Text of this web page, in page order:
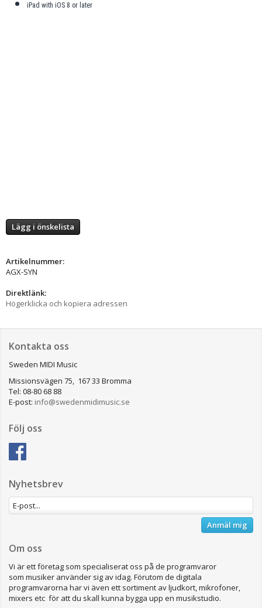
iPad with iOS 8 or later
Lägg i önskelista
Artikelnummer:
AGX-SYN
Direktlänk:
Högerklicka och kopiera adressen
Kontakta oss
Sweden MIDI Music
Missionsvägen 75, 167 33 Bromma
Tel: 08-80 68 88
E-post: info@swedenmidimusic.se
Följ oss
Nyhetsbrev
Anmäl mig
Om oss
Vi är ett företag som specialiserat oss på de programvaror
som musiker använder sig av idag. Förutom de digitala
programvarorna har vi även ett sortiment av ljudkort, mikrofoner,
mixers etc för att du skall kunna bygga upp en musikstudio.